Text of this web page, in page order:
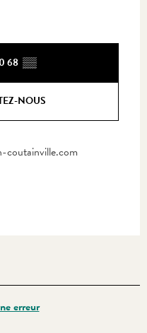
68 ▒▒
NOUS
coutainville.com
erreur